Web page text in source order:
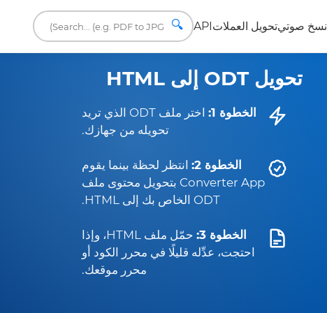
نسخ صوتيتحويل العملاتAPI
🔍
تحويل ODT إلى HTML
الخطوة 1:
اختر ملف ODT الذي تريد
تحويله من جهازك.
الخطوة 2:
انتظر لحظة بينما يقوم
Converter App بتحويل محتوى ملف
ODT الخاص بك إلى HTML.
الخطوة 3:
حمّل ملف HTML، وإذا
احتجت، عدِّله قليلًا في محرر الكود أو
محرر موقعك.